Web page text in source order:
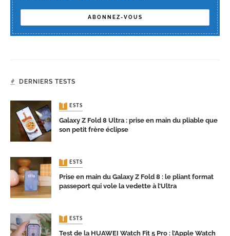
DERNIERS TESTS
TESTS
Galaxy Z Fold 8 Ultra : prise en main du pliable que
son petit frère éclipse
TESTS
Prise en main du Galaxy Z Fold 8 : le pliant format
passeport qui vole la vedette à l’Ultra
TESTS
Test de la HUAWEI Watch Fit 5 Pro : l’Apple Watch